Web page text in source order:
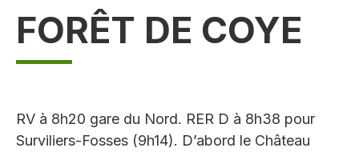
FORÊT DE COYE
RV à 8h20 gare du Nord. RER D à 8h38 pour
Surviliers-Fosses (9h14). D’abord le Château